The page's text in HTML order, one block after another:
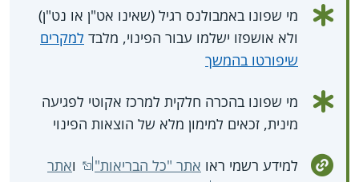
מי שפונו באמבולנס רגיל (שאינו אט"ן או נט"ן)
ולא אושפזו ישלמו עבור הפינוי, מלבד למקרים
שיפורטו בהמשך
מי שפונו בהכרה חלקית למרכז אקוטי לפגיעה
מינית, זכאים למימון מלא של הוצאות הפינוי
למידע רשמי ראו אתר "כל הבריאות" ואתר